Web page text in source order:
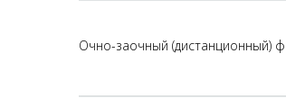
Очно-заочный (дистанционный)